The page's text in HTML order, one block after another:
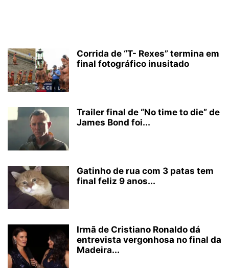
Corrida de “T- Rexes” termina em
final fotográfico inusitado
Trailer final de “No time to die” de
James Bond foi...
Gatinho de rua com 3 patas tem
final feliz 9 anos...
Irmã de Cristiano Ronaldo dá
entrevista vergonhosa no final da
Madeira...